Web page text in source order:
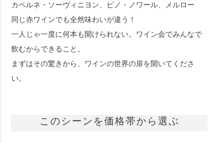
カベルネ・ソーヴィニヨン、ピノ・ノワール、メルロー
同じ赤ワインでも全然味わいが違う！
一人じゃ一度に何本も開けられない。ワイン会でみんなで
飲むからできること。
まずはその驚きから、ワインの世界の扉を開いてくださ
い。
このシーンを価格帯から選ぶ